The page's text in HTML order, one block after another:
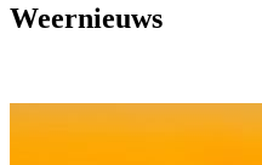
Weernieuws